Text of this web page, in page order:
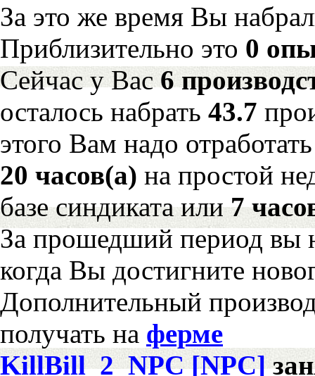
За это же время Вы
Приблизительно это 0
Сейчас у Вас6
осталось набрать 43.7
этого Вам надо отработать
20 часов(а) на простой
базе синдиката или7
За прошедший период вы
когда Вы достигните
Дополнительный
получать на ферме
KillBill_2_NPC [NPC]